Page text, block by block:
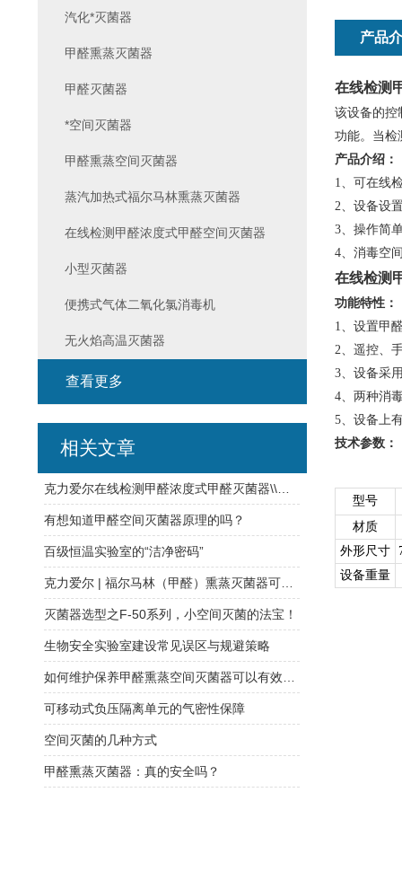
产品
在线检测
该设备的控
功能。当检
产品介绍：
1、可在线
2、设备设
3、操作简
4、消毒空
在线检测
功能特性：
1、设置甲
2、遥控、
3、设备采
4、两种消
5、设备上
技术参数：
型号
材质
外形尺寸
设备重量
汽化*灭菌器
甲醛熏蒸灭菌器
甲醛灭菌器
*空间灭菌器
甲醛熏蒸空间灭菌器
蒸汽加热式福尔马林熏蒸灭菌器
在线检测甲醛浓度式甲醛空间灭菌器
小型灭菌器
便携式气体二氧化氯消毒机
无火焰高温灭菌器
查看更多
相关文章
有想知道甲醛空间灭菌器原理的吗？
百级恒温实验室的“洁净密码”
灭菌器选型之F-50系列，小空间灭菌的法宝！
生物安全实验室建设常见误区与规避策略
可移动式负压隔离单元的气密性保障
空间灭菌的几种方式
甲醛熏蒸灭菌器：真的安全吗？